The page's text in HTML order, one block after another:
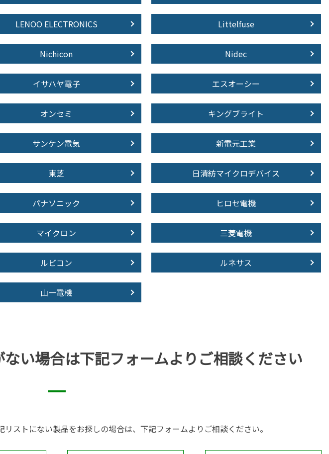
LENOO ELECTRONICS Littelfuse
Nichicon Nidec
イサハヤ電子 エスオーシー
オンセミ キングブライト
サンケン電気 新電元工業
東芝 日清紡マイクロデバイス
パナソニック ヒロセ電機
マイクロン 三菱電機
ルビコン ルネサス
山一電機
ない場合は下記フォームよりご相談ください
ストにない製品をお探しの場合は、下記フォームよりご相談ください。